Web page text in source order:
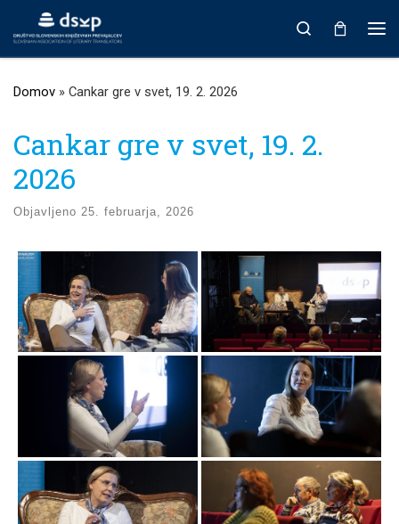
Prikaži vso vsebino
Search
Domov » Cankar gre v svet, 19. 2. 2026
Cankar gre v svet, 19. 2.
2026
Objavljeno 25. februarja, 2026